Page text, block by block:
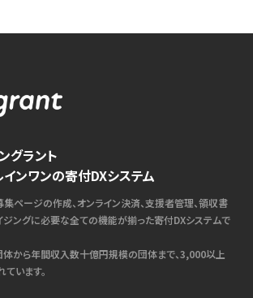
グラント
ンワンの寄付DXシステム
集ページの作成、オンライン決済、支援者管理、領収書
ジングに必要な全ての機能が揃った寄付DXシステムで
から年間収入数十億円規模の団体まで、3,000以上
います。